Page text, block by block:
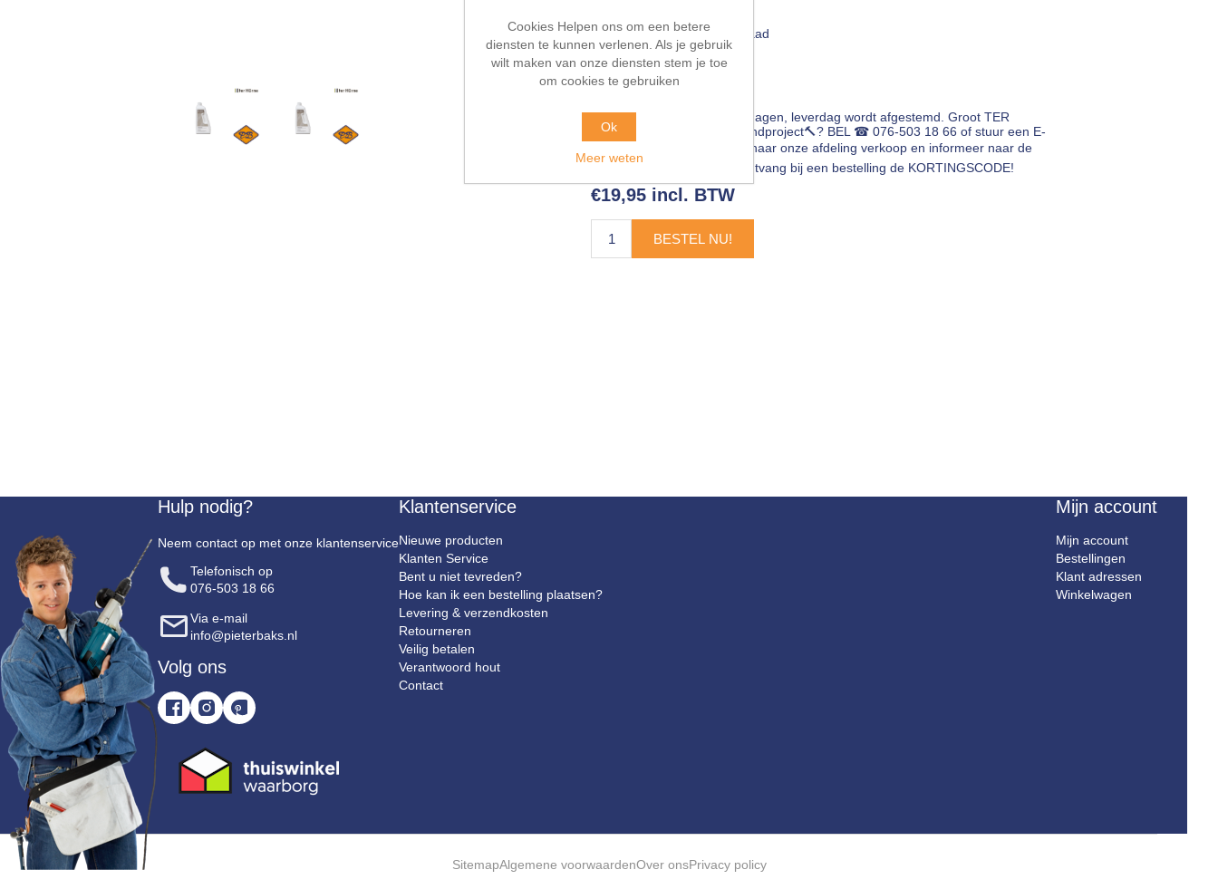
Beschikbaarheid:: Op voorraad
EAN: 4012853149825
Leveringsdatum:
5-10 werkdagen, leverdag wordt afgestemd. Groot TER
HÜRNE vloer, wand of plafondproject🔨? BEL ☎ 076-503 18 66 of stuur een E-
naar onze afdeling verkoop en informeer naar de
scherpste internetprijs🔥! Ontvang bij een bestelling de KORTINGSCODE!
€19,95 incl. BTW
BESTEL NU!
Hulp nodig?
Neem contact op met onze klantenservice
Telefonisch op
076-503 18 66
Via e-mail
info@pieterbaks.nl
Volg ons
Klantenservice
Nieuwe producten
Klanten Service
Bent u niet tevreden?
Hoe kan ik een bestelling plaatsen?
Levering & verzendkosten
Retourneren
Veilig betalen
Verantwoord hout
Contact
Mijn account
Mijn account
Bestellingen
Klant adressen
Winkelwagen
SitemapAlgemene voorwaardenOver onsPrivacy policy
Cookies Helpen ons om een betere
diensten te kunnen verlenen. Als je gebruik
wilt maken van onze diensten stem je toe
om cookies te gebruiken
Ok
Meer weten